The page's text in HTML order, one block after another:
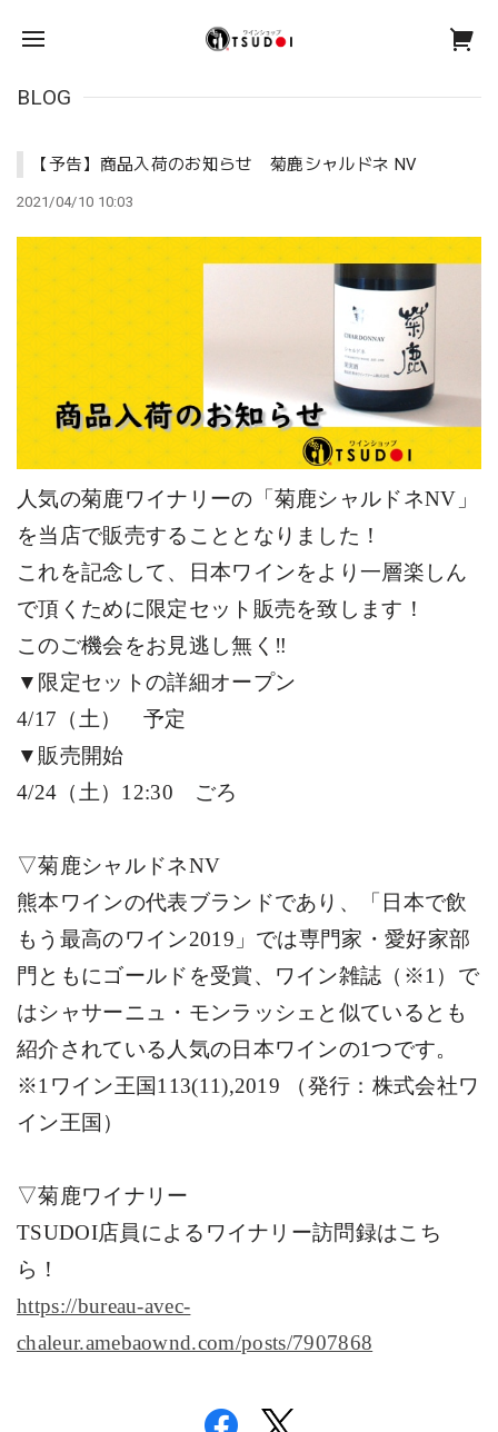
BLOG
【予告】商品入荷のお知らせ 菊鹿シャルドネ NV
2021/04/10 10:03
人気の菊鹿ワイナリーの「菊鹿シャルドネNV 」
を当店で販売することとなりました！
これを記念して、日本ワインをより一層楽しん
で頂くために限定セット販売を致します！
このご機会をお見逃し無く ‼
▼ 限定セットの詳細オープン
4/17 （土） 予定
▼販売開始
4/24 （土） 12:30 ごろ
▽菊鹿シャルドネNV
熊本ワインの代表ブランドであり、「日本で飲
もう最高のワイン2019 」では専門家・愛好家部
門ともにゴールドを受賞、ワイン雑誌（※1 ）で
はシャサーニュ・モンラッシェと似ているとも
紹介されている人気の日本ワインの1 つです。
※1 ワイン王国113(11),2019
（発行：株式会社ワ
イン王国）
▽菊鹿ワイナリー
TSUDOI店員によるワイナリー訪問録はこち
ら！
https://bureau-avec-
chaleur.amebaownd.com/posts/7907868